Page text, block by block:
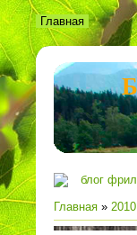
Главная
Главная » 2010